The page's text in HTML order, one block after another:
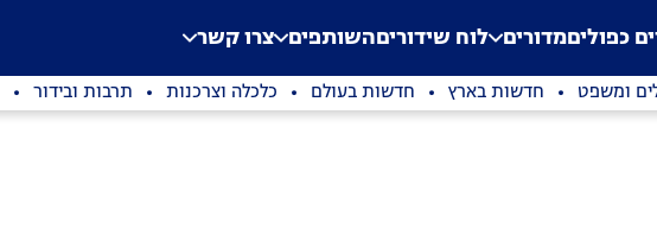
Application error: a
. כפוליםמדורים לוח שידוריםהשותפים צרו קשר
ומשפט חדשות בארץ חדשות בעולם כלכלה וצרכנות תרבות ובידור